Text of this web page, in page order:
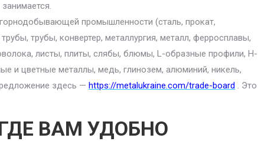
промышленности (сталь, прокат,
трубы, конвертер, металлургия, металл, ферросплавы,
листы, плиты, слябы, блюмы, L-образные профили, H-
и цветные металлы, медь, глинозем, алюминий, никель,
здесь — https://metalukraine.com/trade-board . Это
ВАМ УДОБНО